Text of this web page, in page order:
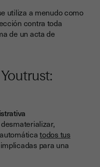
utiliza a menudo como
contra toda
de un acta de
todos tus
para una